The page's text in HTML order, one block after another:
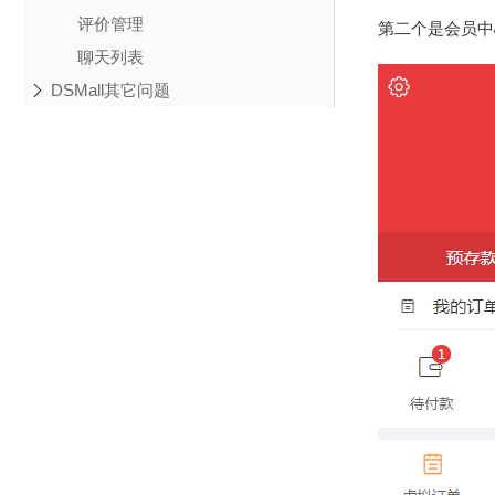
评价管理
聊天列表
DSMall其它问题
第二个是会员